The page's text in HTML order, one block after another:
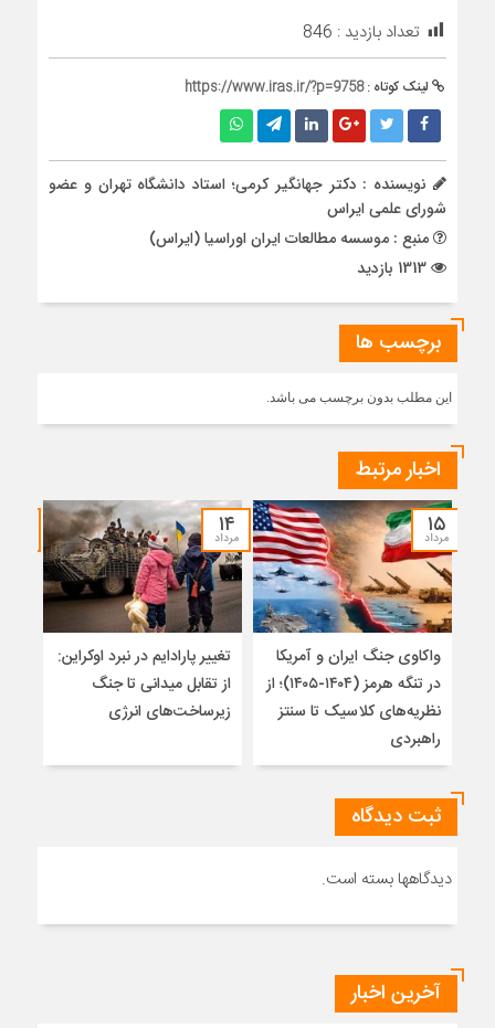
تعداد بازدید : 846
لینک کوتاه :https://www.iras.ir/?p=9758
نویسنده : دکتر جهانگیر کرمی؛ استاد دانشگاه تهران و عضو
شورای علمی ایراس
منبع : موسسه مطالعات ایران اوراسیا (ایراس)
برچسب ها
این مطلب بدون برچسب می باشد.
اخبار مرتبط
۱۵
مرداد
واکاوی جنگ ایران و آمریکا
در تنگه هرمز (۱۴۰۴-۱۴۰۵)؛ از
نظریه‌های کلاسیک تا سنتز
راهبردی
۱۴
مرداد
تغییر پارادایم در نبرد اوکراین:
از تقابل میدانی تا جنگ
زیرساخت‌های انرژی
ثبت دیدگاه
دیدگاهها بسته است.
آخرین اخبار